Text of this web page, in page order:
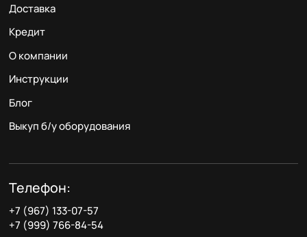
Доставка
Кредит
О компании
Инструкции
Блог
Выкуп б/у оборудования
Телефон:
+7 (967) 133-07-57
+7 (999) 766-84-54